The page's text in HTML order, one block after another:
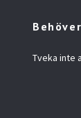
Tveka inte